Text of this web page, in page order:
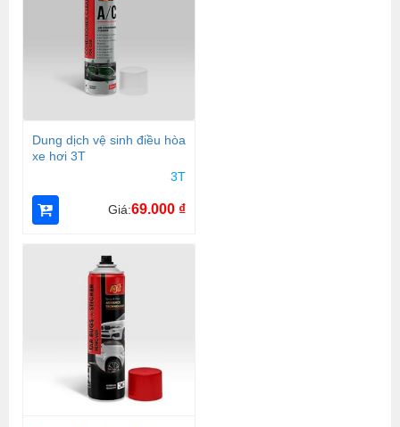
Dung dịch vệ sinh điều hòa
xe hơi 3T
3T
Giá:69.000 ₫